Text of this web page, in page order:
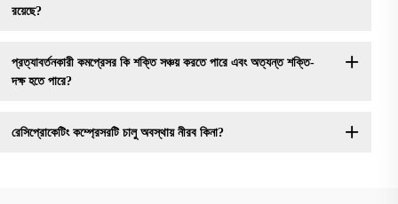
রয়েছে?
প্রত্যাবর্তনকারী কমপ্রেসর কি শক্তি সঞ্চয় করতে পারে এবং অত্যন্ত শক্তি-
দক্ষ হতে পারে?
রেসিপ্রোকেটিং কম্প্রেসরটি চালু অবস্থায় নীরব কিনা?